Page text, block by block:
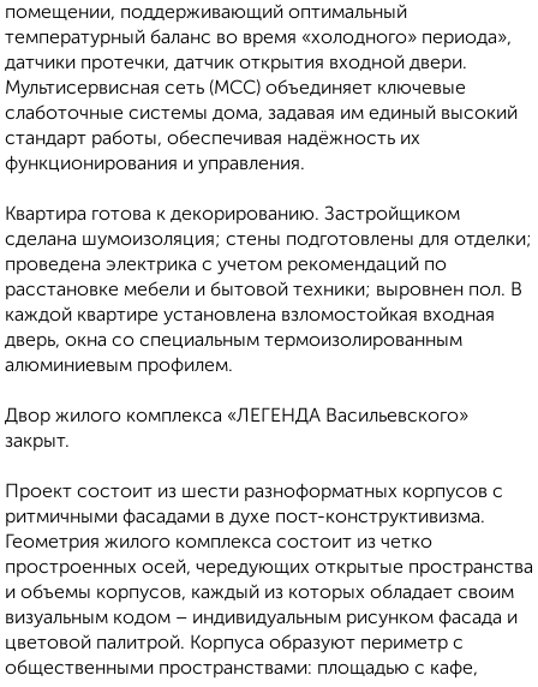
помещении, поддерживающий оптимальный
температурный баланс во время «холодного» периода»,
датчики протечки, датчик открытия входной двери.
Мультисервисная сеть (МСС) объединяет ключевые
слаботочные системы дома, задавая им единый высокий
стандарт работы, обеспечивая надёжность их
функционирования и управления.
Квартира готова к декорированию. Застройщиком
сделана шумоизоляция; стены подготовлены для отделки;
проведена электрика с учетом рекомендаций по
расстановке мебели и бытовой техники; выровнен пол. В
каждой квартире установлена взломостойкая входная
дверь, окна со специальным термоизолированным
алюминиевым профилем.
Двор жилого комплекса «ЛЕГЕНДА Васильевского»
закрыт.
Проект состоит из шести разноформатных корпусов с
ритмичными фасадами в духе пост-конструктивизма.
Геометрия жилого комплекса состоит из четко
простроенных осей, чередующих открытые пространства
и объемы корпусов, каждый из которых обладает своим
визуальным кодом – индивидуальным рисунком фасада и
цветовой палитрой. Корпуса образуют периметр с
общественными пространствами: площадью с кафе,